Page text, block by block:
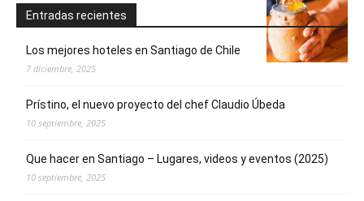
Entradas recientes
Los mejores hoteles en Santiago de Chile
7 diciembre, 2025
Prístino, el nuevo proyecto del chef Claudio Úbeda
10 septiembre, 2025
Que hacer en Santiago – Lugares, videos y eventos (2025)
10 septiembre, 2025